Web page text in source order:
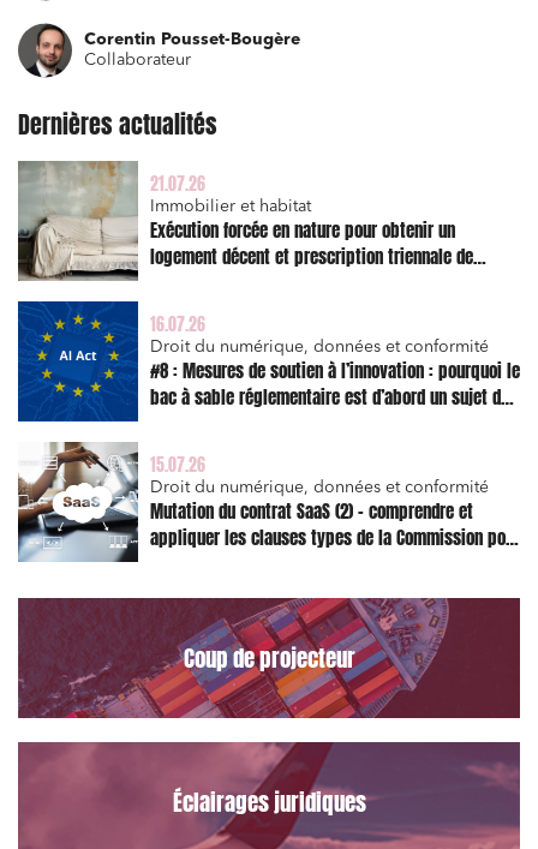
Corentin Pousset-Bougère
Collaborateur
Dernières actualités
21.07.26
Immobilier et habitat
Exécution forcée en nature pour obtenir un
logement décent et prescription triennale de
16.07.26
Droit du numérique, données et conformité
#8 : Mesures de soutien à l’innovation : pourquoi le
bac à sable réglementaire est d’abord un sujet de
15.07.26
Droit du numérique, données et conformité
Mutation du contrat SaaS (2) – comprendre et
appliquer les clauses types de la Commission pour
Coup de projecteur
Éclairages juridiques
Environnement
Urbanisme et aménagement
Droit des sociétés et Fusions-Acquisitions
J'ai lu et j'accepte la